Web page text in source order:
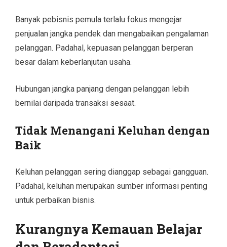
Banyak pebisnis pemula terlalu fokus mengejar
penjualan jangka pendek dan mengabaikan pengalaman
pelanggan. Padahal, kepuasan pelanggan berperan
besar dalam keberlanjutan usaha.
Hubungan jangka panjang dengan pelanggan lebih
bernilai daripada transaksi sesaat.
Tidak Menangani Keluhan dengan
Baik
Keluhan pelanggan sering dianggap sebagai gangguan.
Padahal, keluhan merupakan sumber informasi penting
untuk perbaikan bisnis.
Kurangnya Kemauan Belajar